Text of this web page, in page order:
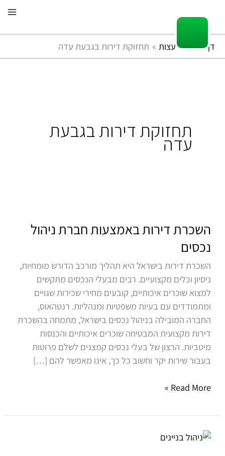
לתוכן
דף הבית עצות תחזוקת דירות בגבעת עדה
תחזוקת דירות בגבעת
עדה
השכרת דירות באמצעות חברת ניהול
נכסים
השכרת דירות בישראל היא תהליך מורכב הדורש מומחיות,
ניסיון וכלים מקצועיים. רבים מבעלי הנכסים מתקשים
למצוא שוכרים איכותיים, קובעים מחירי שכירות שגויים
ומתמודדים עם בעיות משפטיות ומנהליות. רנטהאוס,
החברה המובילה בניהול נכסים בישראל, מתמחה בהשכרת
דירות מקצועית המבטיחה שוכרים איכותיים והכנסות
מיטביות. הרצון של בעלי נכסים קמצנים לשלם פרוטות
בעבור שירות יקר וחשוב כל כך, אינו מאפשר להם […]
באמצעות
ניהול
נכסים
Read More »
כך